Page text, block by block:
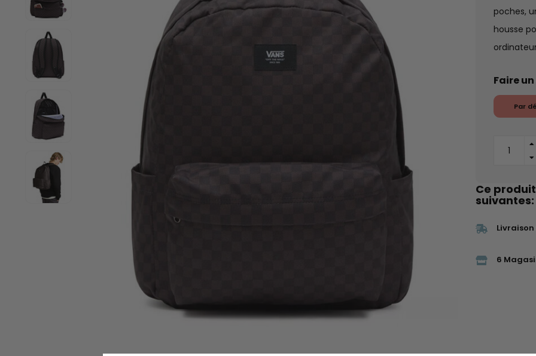
poches,
housse
Faire
Par
Ce
suivantes:
6